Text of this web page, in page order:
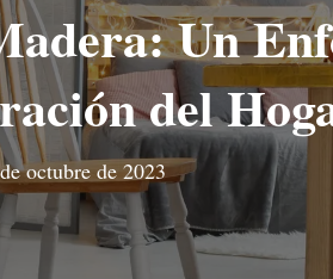
Un
del
octubre de 2023